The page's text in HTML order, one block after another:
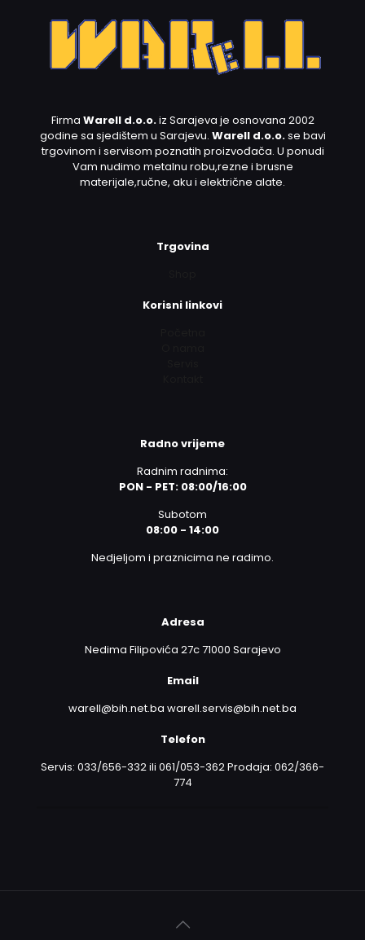
Firma Warell d.o.o.iz Sarajeva je osnovana 2002
godine sa sjedištem u Sarajevu. Warell d.o.o.se bavi
trgovinom i servisom poznatih proizvođača. U ponudi
Vam nudimo metalnu robu,rezne i brusne
materijale,ručne, aku i električne alate.
Trgovina
Korisni linkovi
Radno vrijeme
Radnim radnima:
PON - PET: 08:00/16:00
Subotom
08:00 - 14:00
Nedjeljom i praznicima ne radimo.
Adresa
Nedima Filipovića 27c 71000 Sarajevo
Email
warell@bih.net.ba warell.servis@bih.net.ba
Telefon
Servis: 033/656-332 ili 061/053-362 Prodaja: 062/366-
774